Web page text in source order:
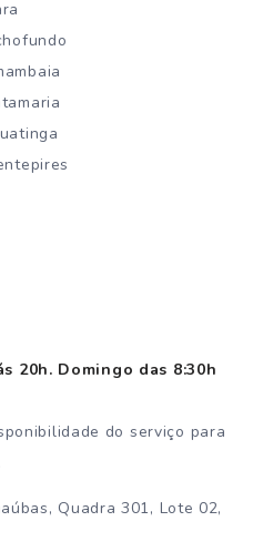
20h. Domingo das 8:30h
do serviço para
Quadra 301, Lote 02,